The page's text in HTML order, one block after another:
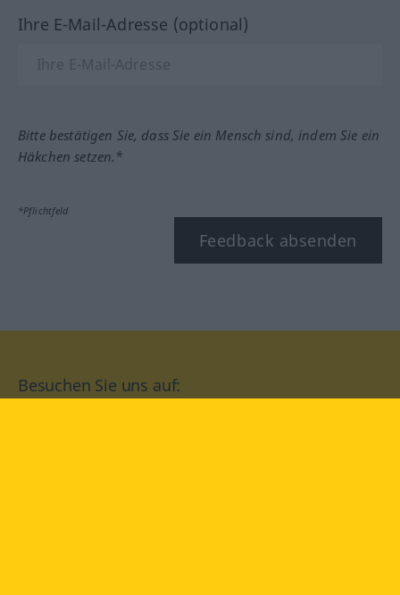
Ihre E-Mail-Adresse (optional)
Bitte bestätigen Sie, dass Sie ein Mensch sind, indem Sie ein
Häkchen setzen.*
*Pflichtfeld
Feedback absenden
Besuchen Sie uns auf: